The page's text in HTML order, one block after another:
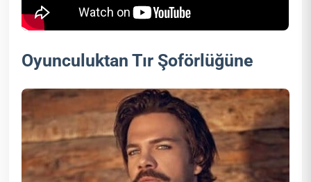
Oyunculuktan Tır Şoförlüğüne